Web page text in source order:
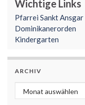
Wichtige Links
Pfarrei Sankt Ansgar
Dominikanerorden
Kindergarten
ARCHIV
Archiv